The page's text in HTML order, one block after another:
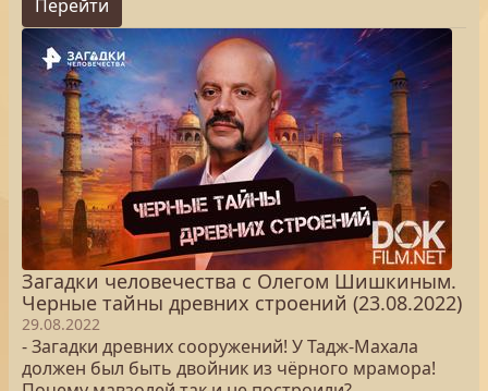
Перейти
Загадки человечества с Олегом Шишкиным.
Черные тайны древних строений (23.08.2022)
29.08.2022
- Загадки древних сооружений! У Тадж-Махала
должен был быть двойник из чёрного мрамора!